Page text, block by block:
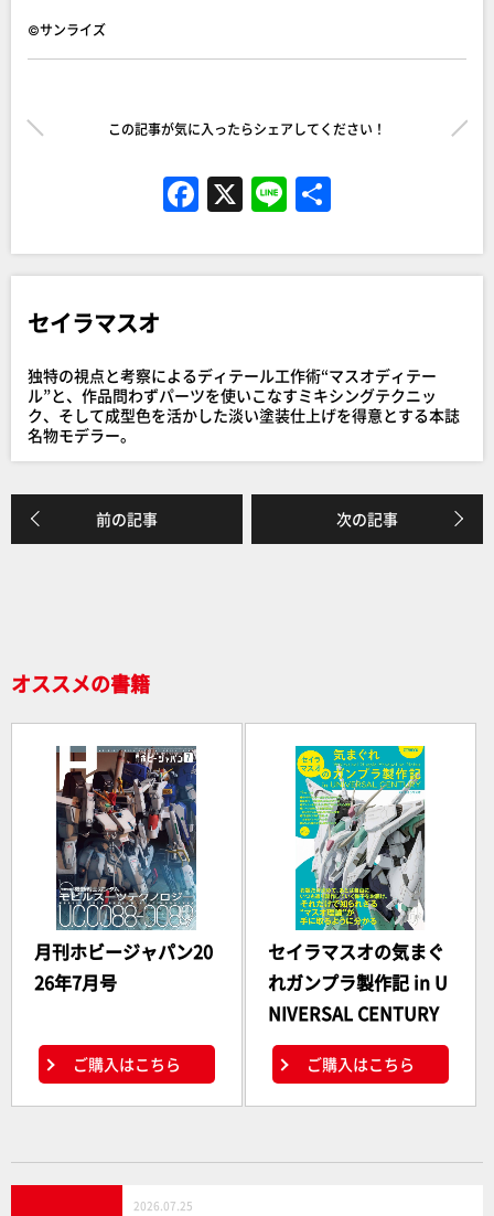
©サンライズ
この記事が気に入ったらシェアしてください！
F
c
o
o
X Li
e
セイラマスオ
独特の視点と考察によるディテール工作術“マスオディテー
ル”と、作品問わずパーツを使いこなすミキシングテクニッ
ク、そして成型色を活かした淡い塗装仕上げを得意とする本誌
名物モデラー。
前の記事 次の記事
オススメの書籍
月刊ホビージャパン20
26年7月号
ご購入はこちら
セイラマスオの気まぐ
れガンプラ製作記 in U
NIVERSAL CENTURY
ご購入はこちら
2026.07.25